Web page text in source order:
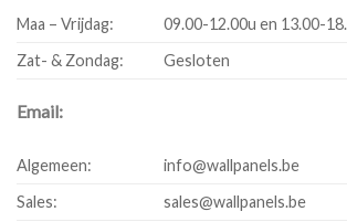
Maa – Vrijdag:
09.00-12.00u en 13.00-
Zat- & Zondag:
Gesloten
Email:
Algemeen:
info@wallpanels.be
Sales:
sales@wallpanels.be